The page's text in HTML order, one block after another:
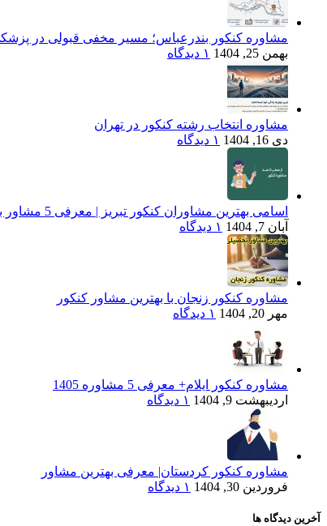
مشاوره کنکور بندرعباس؛ مسیر مخفی قبولی در پزشکی و
بهمن 25, 1404
۱ دیدگاه
مشاوره انتخاب رشته کنکور در تهران
دی 16, 1404
۱ دیدگاه
اسامی بهترین مشاوران کنکور تبریز | معرفی 5 مشاور برتر
آبان 7, 1404
۱ دیدگاه
مشاوره کنکور زنجان با بهترین مشاور کنکور
مهر 20, 1404
۱ دیدگاه
مشاوره کنکور ایلام+ معرفی 5 مشاوره 1405
اردیبهشت 9, 1404
۱ دیدگاه
مشاوره کنکور کردستان| معرفی بهترین مشاور
فروردین 30, 1404
۱ دیدگاه
آخرین دیدگاه ها